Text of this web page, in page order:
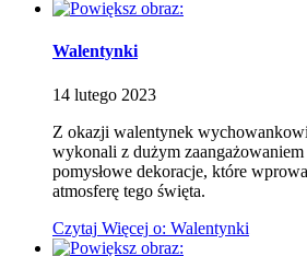
Walentynki
14 lutego 2023
Z okazji walentynek
wykonali z dużym
pomysłowe dekoracje, które
atmosferę tego święta.
Czytaj Więcej o: Walentynki